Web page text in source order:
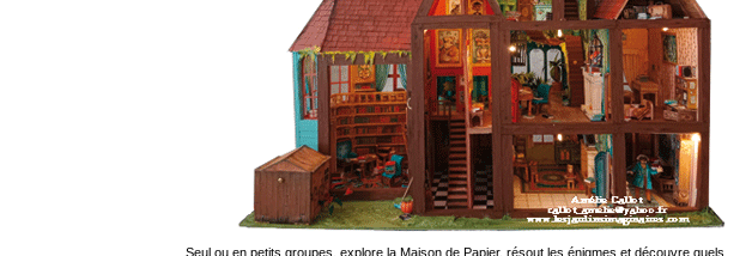
Seul o u en petits groupes, explore la Maison de Papier, résout les énigmes et découvre quels